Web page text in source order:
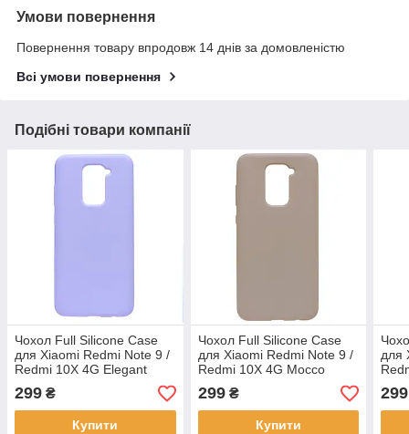
Умови повернення
Повернення товару впродовж 14 днів за домовленістю
Всі умови повернення
Подібні товари компанії
Чохол Full Silicone Case
для Xiaomi Redmi Note 9 /
Redmi 10X 4G Elegant
Purple
299 ₴
Купити
Чохол Full Silicone Case
для Xiaomi Redmi Note 9 /
Redmi 10X 4G Mocco
299₴
Купити
для
299